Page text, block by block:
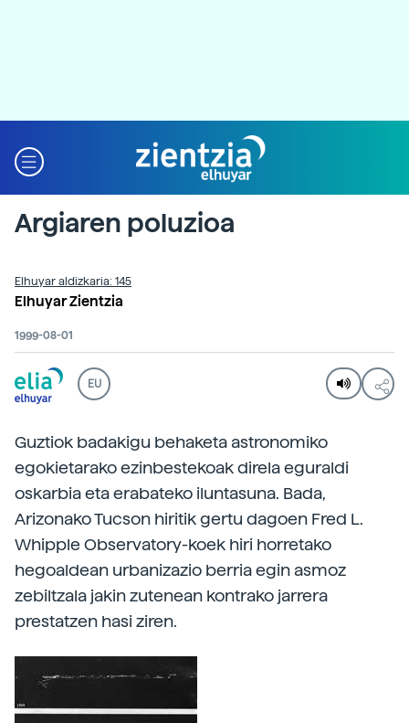
Argiaren poluzioa
Elhuyar aldizkaria: 145
Elhuyar Zientzia
1999-08-01
EU
Guztiok badakigu behaketa astronomiko
egokietarako ezinbestekoak direla eguraldi
oskarbia eta erabateko iluntasuna. Bada,
Arizonako Tucson hiritik gertu dagoen Fred L.
Whipple Observatory-koek hiri horretako
hegoaldean urbanizazio berria egin asmoz
zebiltzala jakin zutenean kontrako jarrera
prestatzen hasi ziren.